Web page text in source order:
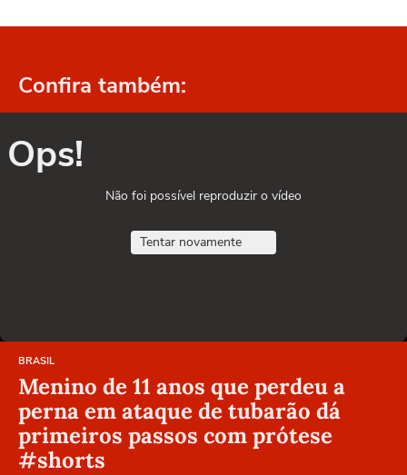
Confira também:
Ops!
Não foi possível reproduzir o vídeo
Tentar novamente
BRASIL
Menino de 11 anos que perdeu a
perna em ataque de tubarão dá
primeiros passos com prótese
#shorts